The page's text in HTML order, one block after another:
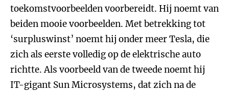
toekomstvoorbeelden voorbereidt. Hij noemt van
beiden mooie voorbeelden. Met betrekking tot
‘surpluswinst’ noemt hij onder meer Tesla, die
zich als eerste volledig op de elektrische auto
richtte. Als voorbeeld van de tweede noemt hij
IT-gigant Sun Microsystems, dat zich na de